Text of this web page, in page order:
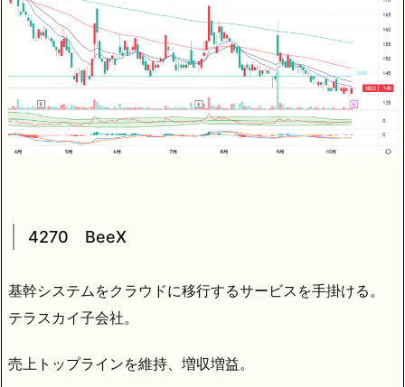
4270 BeeX
基幹システムをクラウドに移行するサービスを手掛ける。
テラスカイ子会社。
売上トップラインを維持、増収増益。